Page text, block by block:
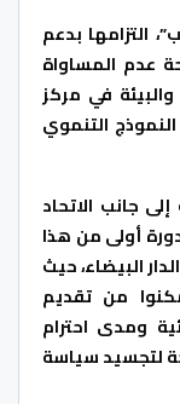
التزامها بدعم
عدم المساواة
في مركز
التنموي
جانب الاتحاد
أولى من هذا
البيضاء، حيث
تمكنوا من تقديم
ومدى احترام
لتجسيد سياسة